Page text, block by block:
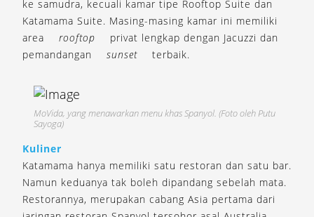
ke samudra, kecuali kamar tipe Rooftop Suite dan
Katamama Suite. Masing-masing kamar ini memiliki
area
rooftop
privat lengkap dengan Jacuzzi dan
pemandangan
sunset terbaik.
MoVida, yang menawarkan menu khas Spanyol. (Foto oleh Putu
Sayoga)
Kuliner
Katamama hanya memiliki satu restoran dan satu bar.
Namun keduanya tak boleh dipandang sebelah mata.
Restorannya, merupakan cabang Asia pertama dari